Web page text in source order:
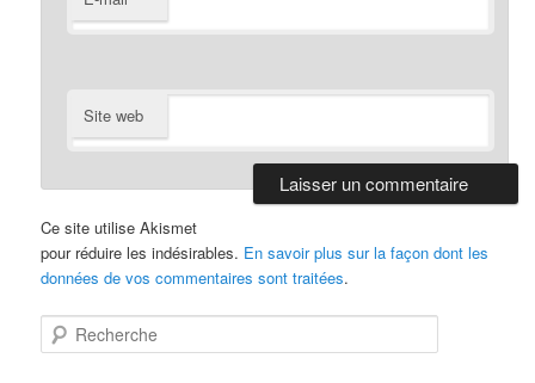
Site web
Ce site utilise Akismet
pour réduire les indésirables. En savoir plus sur la façon dont les
données de vos commentaires sont traitées.
e